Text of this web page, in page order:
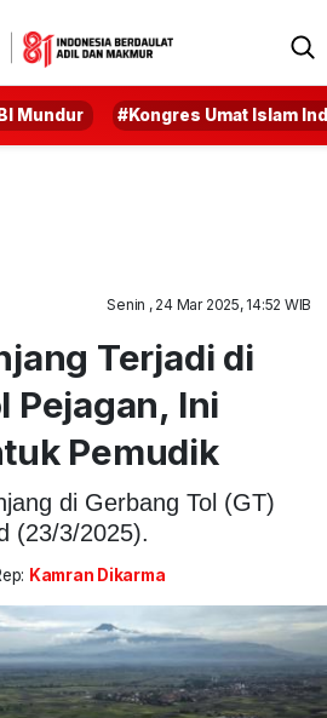
Mundur #Kongres Umat Islam
Senin , 24 Mar 2025, 14:52 WIB
Terjadi di
Pejagan, Ini
Pemudik
di Gerbang Tol (GT)
(23/3/2025).
Kamran Dikarma